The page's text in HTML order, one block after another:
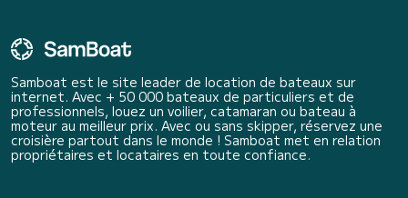
Samboat est le site leader de location de bateaux sur
internet. Avec + 50 000 bateaux de particuliers et de
professionnels, louez un voilier, catamaran ou bateau à
moteur au meilleur prix. Avec ou sans skipper, réservez une
croisière partout dans le monde ! Samboat met en relation
propriétaires et locataires en toute confiance.